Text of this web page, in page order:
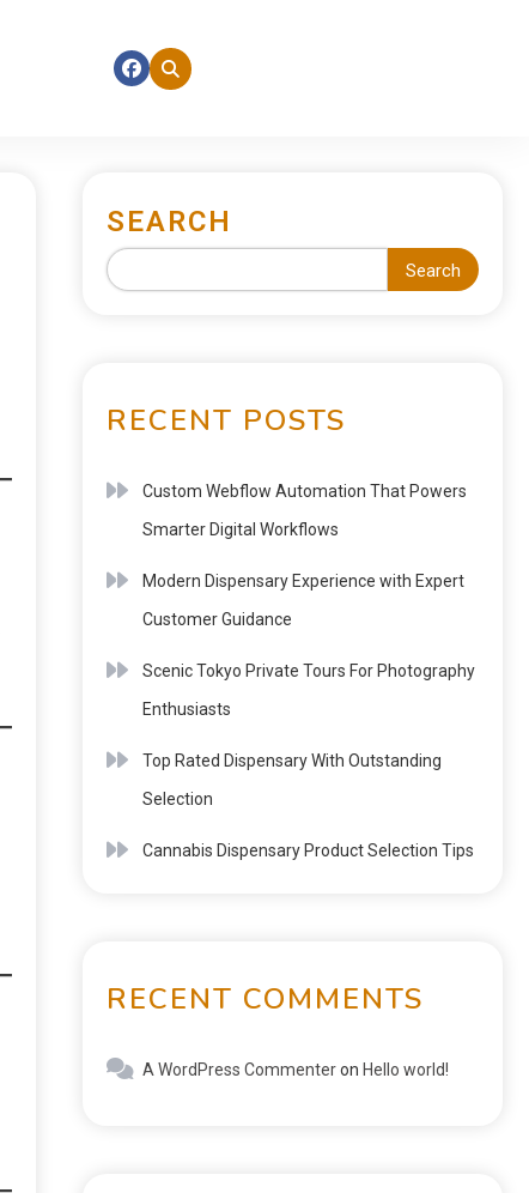
SEARCH
Search
RECENT POSTS
Custom Webflow Automation That Powers
Smarter Digital Workflows
Modern Dispensary Experience with Expert
Customer Guidance
Scenic Tokyo Private Tours For Photography
Enthusiasts
Top Rated Dispensary With Outstanding
Selection
Cannabis Dispensary Product Selection Tips
RECENT COMMENTS
A WordPress Commenteron Hello world!